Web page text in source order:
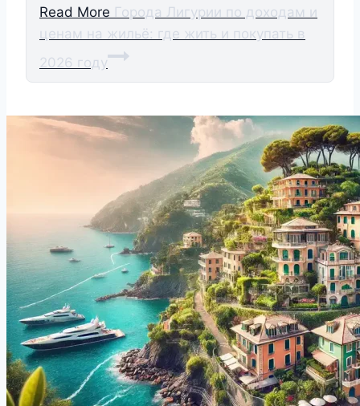
Read More Города Лигурии по доходам и
ценам на жильё: где жить и покупать в
2026 году